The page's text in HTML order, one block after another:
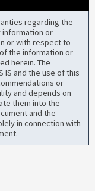
regarding the
information or
or with respect to
the information or
herein. The
IS and the use of this
or
and depends on
them into the
and the
in connection with